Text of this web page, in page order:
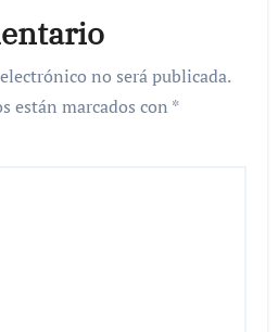
no será publicada.
están marcados con *